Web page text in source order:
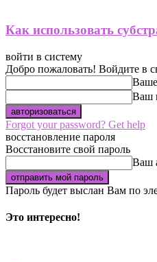
Как использовать
войти в систему
Добро пожаловать! Войдите в
Ваше
Ваш
Forgot your password? Get help
восстановление пароля
Восстановите свой пароль
Ваш
Пароль будет выслан Вам по
Это интересно!